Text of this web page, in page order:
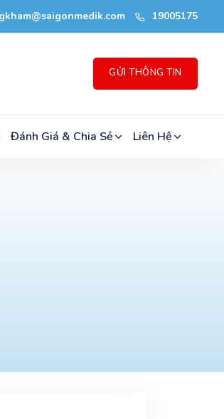
19005175
GỬI THÔNG TIN
Đánh Giá & Chia Sẻ Liên Hệ